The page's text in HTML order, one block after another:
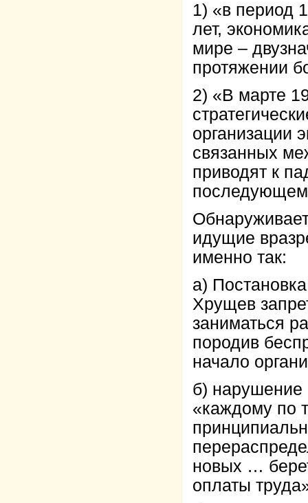
1) «в период
лет,
мире –
протяжении
2) «В марте
организации
связанных
приводят к
идущие
именно так:
а)
Хрущев
заниматься
породив
начало
б) нарушение
«каждому по
новых …
оплаты